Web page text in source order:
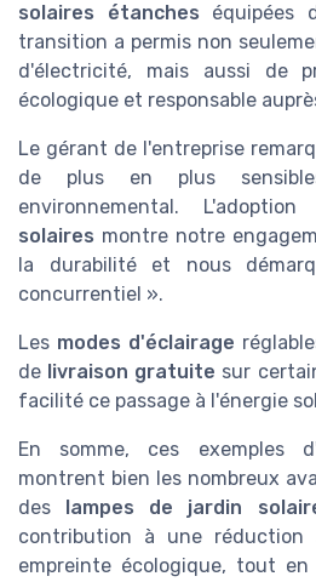
solaires étanches équipées
transition a permis non
d'électricité, mais aussi de
écologique et responsable
Le gérant de l'entreprise
de plus en plus
environnemental.
solaires montre notre
la durabilité et nous
concurrentiel ».
Les modes d'éclairage
de livraison gratuite sur
facilité ce passage à l'énergie
En somme, ces exemples
montrent bien les nombreux
des
lampes de jardin
contribution à une réduction
empreinte écologique, tout